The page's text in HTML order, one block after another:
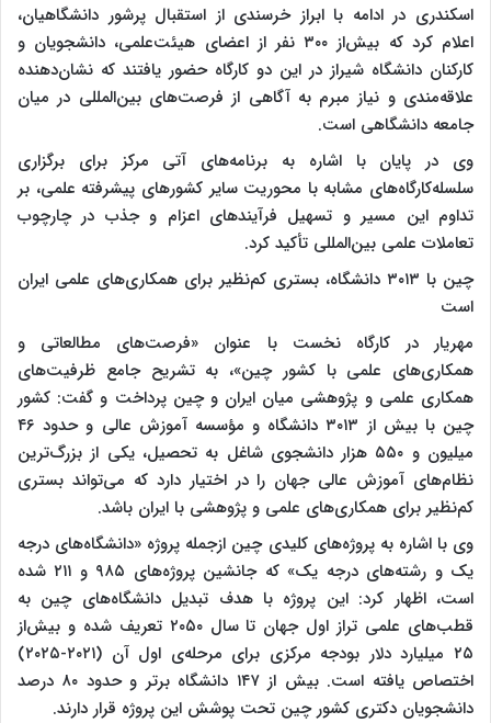
اسکندری در ادامه با ابراز خرسندی از استقبال پرشور دانشگاهیان،
اعلام کرد که بیش‌از ۳۰۰ نفر از اعضای هیئت‌علمی، دانشجویان و
کارکنان دانشگاه شیراز در این دو کارگاه حضور یافتند که نشان‌دهنده
علاقه‌مندی و نیاز مبرم به آگاهی از فرصت‌های بین‌المللی در میان
جامعه دانشگاهی است.
وی در پایان با اشاره به برنامه‌های آتی مرکز برای برگزاری
سلسله‌کارگاه‌های مشابه با محوریت سایر کشورهای پیشرفته علمی، بر
تداوم این مسیر و تسهیل فرآیندهای اعزام و جذب در چارچوب
تعاملات علمی بین‌المللی تأکید کرد.
چین با ۳۰۱۳ دانشگاه، بستری کم‌‌نظیر برای همکاری‌های علمی ایران
است
مهریار در کارگاه نخست با عنوان «فرصت‌های مطالعاتی و
همکاری‌های علمی با کشور چین»، به تشریح جامع ظرفیت‌های
همکاری علمی و پژوهشی میان ایران و چین پرداخت و گفت: کشور
چین با بیش از ۳۰۱۳ دانشگاه و مؤسسه آموزش عالی و حدود ۴۶
میلیون و ۵۵۰ هزار دانشجوی شاغل به تحصیل، یکی از بزرگ‌ترین
نظام‌های آموزش عالی جهان را در اختیار دارد که می‌تواند بستری
کم‌نظیر برای همکاری‌های علمی و پژوهشی با ایران باشد.
وی با اشاره به پروژه‌های کلیدی چین ازجمله پروژه «دانشگاه‌های درجه
یک و رشته‌های درجه یک» که جانشین پروژه‌های ۹۸۵ و ۲۱۱ شده
است، اظهار کرد: این پروژه با هدف تبدیل دانشگاه‌های چین به
قطب‌های علمی تراز اول جهان تا سال ۲۰۵۰ تعریف شده و بیش‌از
۲۵ میلیارد دلار بودجه مرکزی برای مرحله‌ی اول آن (۲۰۲۱-۲۰۲۵)
اختصاص یافته است. بیش از ۱۴۷ دانشگاه برتر و حدود ۸۰ درصد
دانشجویان دکتری کشور چین تحت پوشش این پروژه قرار دارند.